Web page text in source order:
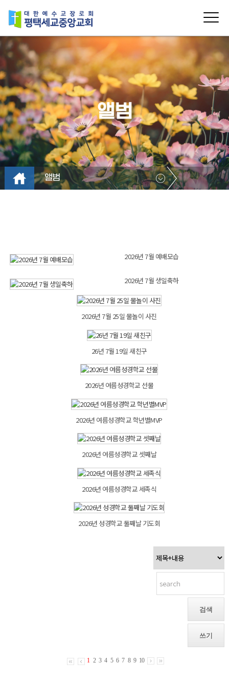
앨범
앨범
2026년 7월 예배모습
2026년 7월 생일축하
2026년 7월 25일 물놀이 사진
26년 7월 19일 새친구
2026년 여름성경학교 선물
2026년 여름성경학교 학년별MVP
2026년 여름성경학교 셋째날
2026년 여름성경학교 세족식
2026년 성경학교 둘째날 기도회
검색
쓰기
1 2 3 4 5 6 7 8 9 10